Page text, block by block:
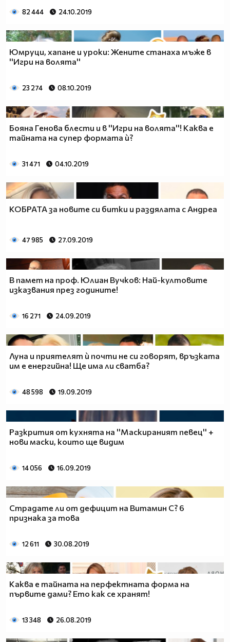
82 444 24.10.2019
Юмруци, хапане и уроки: Жените станаха мъже в
''Игри на волята''
23 274 08.10.2019
Бояна Генова блести и в ''Игри на волята''! Каква е
тайната на супер формата ѝ?
31 471 04.10.2019
КОБРАТА за новите си битки и раздялата с Андреа
47 985 27.09.2019
В памет на проф. Юлиан Вучков: Най-култовите
изказвания през годините!
16 271 24.09.2019
Луна и приятелят ѝ почти не си говорят, връзката
им е енергийна! Ще има ли сватба?
48 598 19.09.2019
Разкрития от кухнята на ''Маскираният певец'' +
нови маски, които ще видим
14 056 16.09.2019
Страдате ли от дефицит на Витамин C? 6
признака за това
12 611 30.08.2019
Каква е тайната на перфектната форма на
първите дами? Ето как се хранят!
13 348 26.08.2019